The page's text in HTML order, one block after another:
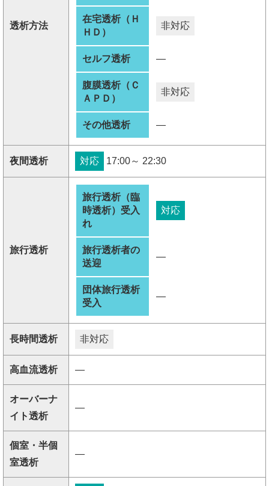
透析方法
在宅透析（Ｈ
ＨＤ）
非対応
セルフ透析 ―
腹膜透析（Ｃ
ＡＰＤ）
非対応
その他透析 ―
夜間透析 対応 17:00～ 22:30
旅行透析
旅行透析（臨
時透析）受入
れ
対応
旅行透析者の
送迎
―
団体旅行透析
受入
―
長時間透析 非対応
高血流透析 ―
オーバーナ
イト透析
―
個室・半個
室透析
―